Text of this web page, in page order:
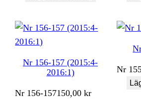
Nr 156-157 (2015:4-
2016:1)
Nr 156-157150,00kr
Nr